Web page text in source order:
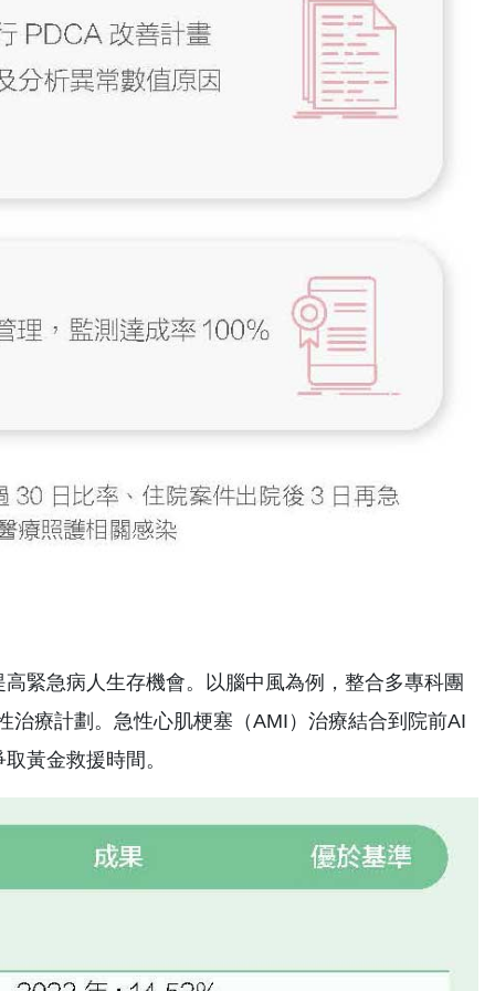
緊急病人生存機會。以腦中風為例，整合多專科團
療計劃。急性心肌梗塞（AMI）治療結合到院前AI
黃金救援時間。